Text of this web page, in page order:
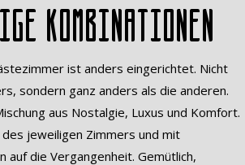
Kombinationen
ist anders eingerichtet. Nicht
sondern ganz anders als die anderen.
aus Nostalgie, Luxus und Komfort.
jeweiligen Zimmers und mit
auf die Vergangenheit. Gemütlich,